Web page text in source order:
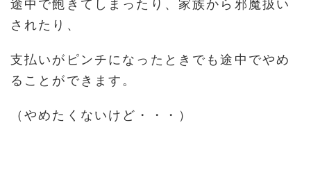
途中で飽きてしまったり、家族から邪魔扱い
されたり、
支払いがピンチになったときでも途中でやめ
ることができます。
（やめたくないけど・・・）